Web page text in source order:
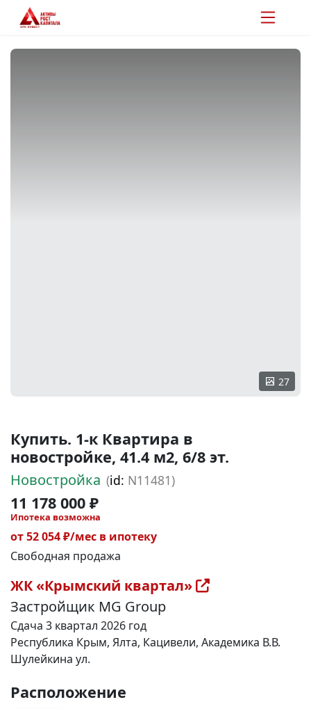
27
Купить. 1-к Квартира в
новостройке, 41.4 м2, 6/8 эт.
Новостройка (id: N11481)
11 178 000 ₽
Ипотека возможна
от 52 054 ₽/мес в ипотеку
Свободная продажа
ЖК «Крымский квартал»
Застройщик MG Group
Сдача 3 квартал 2026 год
Республика Крым, Ялта, Кацивели, Академика В.В.
Шулейкина ул.
Расположение